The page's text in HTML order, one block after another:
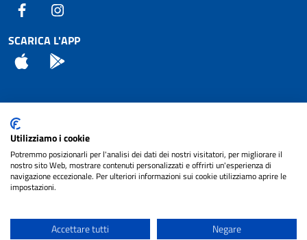
Facebook
SCARICA L'APP
App Store
Attuazione Misure PNRR
Piano di miglioramento del sito
Note legali
cura diNET SMART
Utilizziamo i cookie
Potremmo posizionarli per l'analisi dei dati dei nostri visitatori, per migliorare il
nostro sito Web, mostrare contenuti personalizzati e offrirti un'esperienza di
navigazione eccezionale. Per ulteriori informazioni sui cookie utilizziamo aprire le
impostazioni.
Accettare tutti Negare